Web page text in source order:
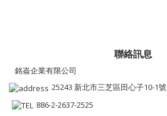
聯絡訊息
銘崙企業有限公司
25243 新北市三芝區田心子10-1號
886-2-2637-2525